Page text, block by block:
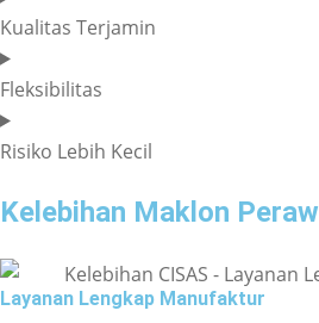
Kualitas Terjamin
Fleksibilitas
Risiko Lebih Kecil
Kelebihan Maklon
Layanan Lengkap Manufaktur